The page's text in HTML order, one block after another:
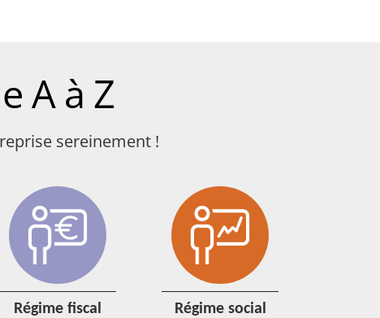
A à Z
sereinement !
régime fiscal régime social